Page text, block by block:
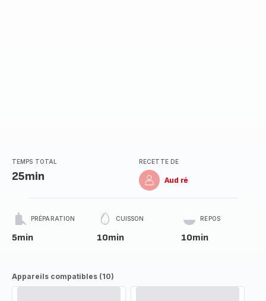
TEMPS TOTAL
25min
RECETTE DE
Aud ré
PRÉPARATION
5min
CUISSON
10min
REPOS
10min
Appareils compatibles (10)